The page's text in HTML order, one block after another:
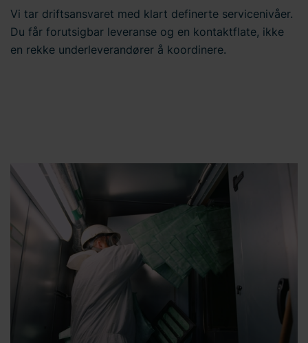
Vi tar driftsansvaret med klart definerte servicenivåer.
Du får forutsigbar leveranse og en kontaktflate, ikke
en rekke underleverandører å koordinere.